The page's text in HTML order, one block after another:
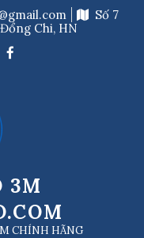
Số 7
Chi, HN
3M
CHÍNH HÃNG